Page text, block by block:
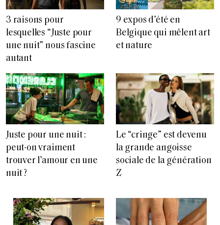
3 raisons pour
lesquelles “Juste pour
une nuit” nous fascine
autant
9 expos d’été en
Belgique qui mêlent art
et nature
Juste pour une nuit :
peut-on vraiment
trouver l’amour en une
nuit ?
Le “cringe” est devenu
la grande angoisse
sociale de la génération
Z